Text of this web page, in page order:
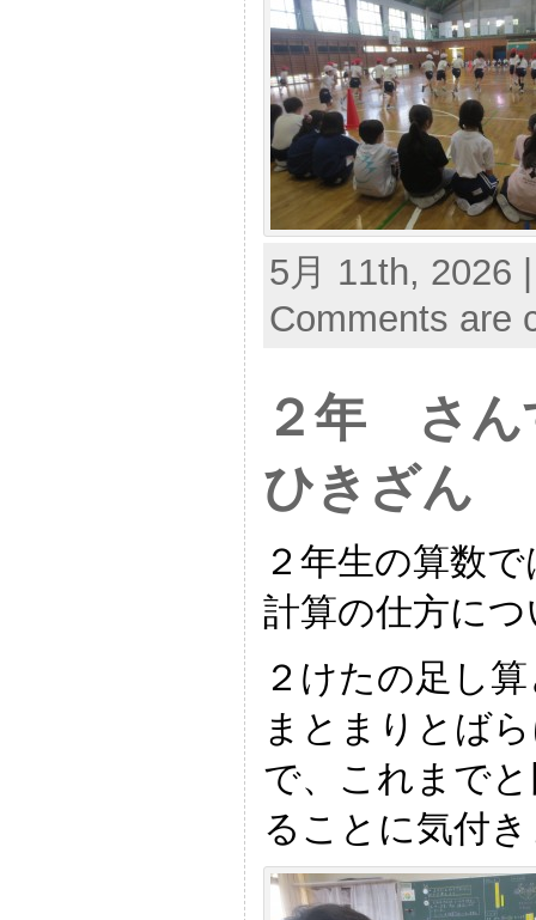
5月 11th, 2026
Comments are
２年 さ
ひきざん
２年生の算数
計算の仕方に
２けたの足し
まとまりとば
で、これまで
ることに気付